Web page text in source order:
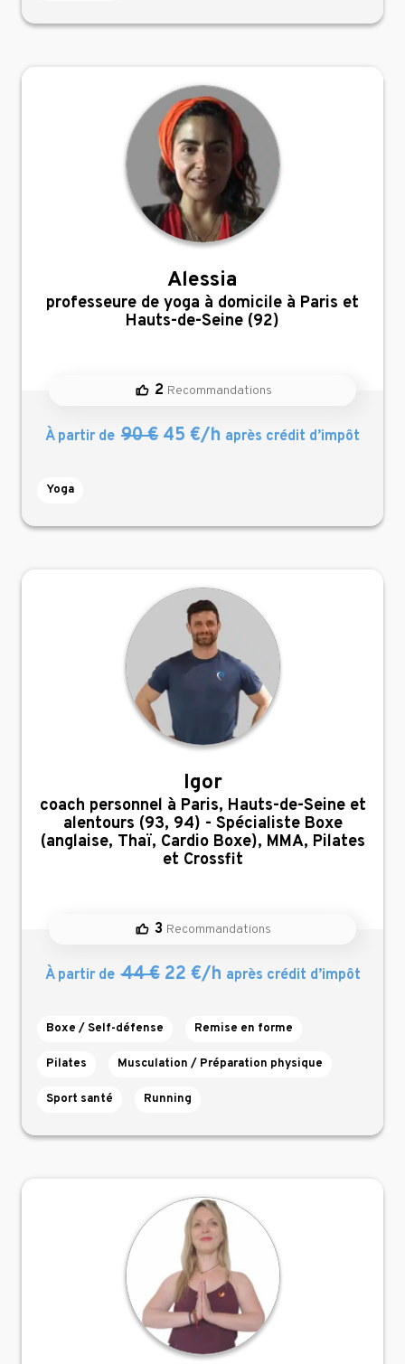
Alessia
,
professeure de yoga à domicile à Paris et
Hauts-de-Seine (92)
2 Recommandations
À partir de 90 € 45 €/h après crédit d’impôt
Yoga
Igor
,
coach personnel à Paris, Hauts-de-Seine et
alentours (93, 94) - Spécialiste Boxe
(anglaise, Thaï, Cardio Boxe), MMA, Pilates
et Crossfit
3 Recommandations
À partir de 44 €22 €/h après crédit d’impôt
Boxe / Self-défense Remise en forme
Pilates Musculation / Préparation physique
Sport santé Running